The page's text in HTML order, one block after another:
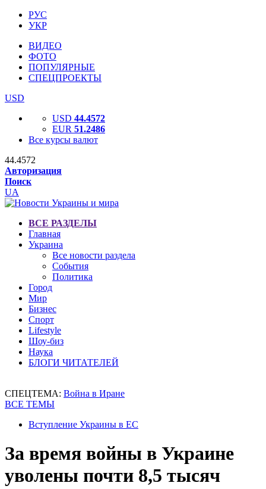
РУС
УКР
ВИДЕО
ФОТО
ПОПУЛЯРНЫЕ
СПЕЦПРОЕКТЫ
USD
USD 44.4572
EUR 51.2486
Все курсы валют
44.4572
Авторизация
Поиск
UA
ВСЕ РАЗДЕЛЫ
Главная
Украина
Все новости раздела
События
Политика
Город
Мир
Бизнес
Спорт
Lifestyle
Шоу-биз
Наука
БЛОГИ ЧИТАТЕЛЕЙ
СПЕЦТЕМА: Война в Иране
ВСЕ ТЕМЫ
Вступление Украины в ЕС
За время войны в Украине
уволены почти 8,5 тысяч